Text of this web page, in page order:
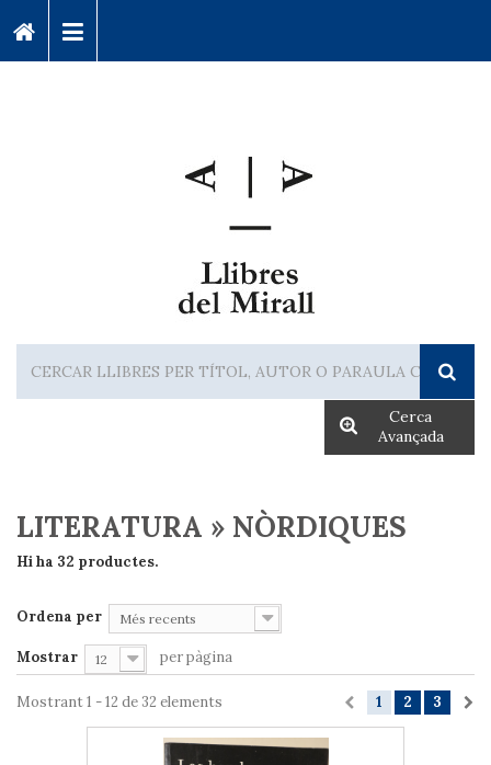
Cerca
Avançada
LITERATURA » NÒRDIQUES
Hi ha 32 productes.
Ordena per Més recents
Mostrar 12 per pàgina
1 2 3
Mostrant 1 - 12 de 32 elements